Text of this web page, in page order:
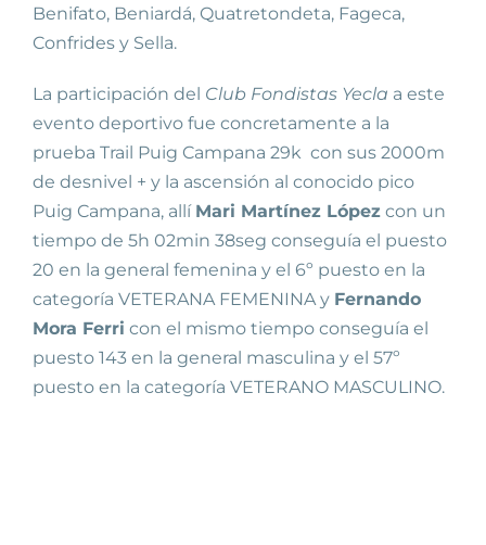
Benifato, Beniardá, Quatretondeta, Fageca,
Confrides y Sella.
La participación del Club Fondistas Yecla a este
evento deportivo fue concretamente a la
prueba Trail Puig Campana 29k con sus 2000m
de desnivel + y la ascensión al conocido pico
Puig Campana, allí Mari Martínez López con un
tiempo de 5h 02min 38seg conseguía el puesto
20 en la general femenina y el 6º puesto en la
categoría VETERANA FEMENINA y Fernando
Mora Ferri con el mismo tiempo conseguía el
puesto 143 en la general masculina y el 57º
puesto en la categoría VETERANO MASCULINO.